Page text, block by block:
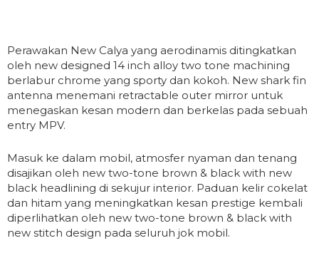
Perawakan New Calya yang aerodinamis ditingkatkan
oleh new designed 14 inch alloy two tone machining
berlabur chrome yang sporty dan kokoh. New shark fin
antenna menemani retractable outer mirror untuk
menegaskan kesan modern dan berkelas pada sebuah
entry MPV.
Masuk ke dalam mobil, atmosfer nyaman dan tenang
disajikan oleh new two-tone brown & black with new
black headlining di sekujur interior. Paduan kelir cokelat
dan hitam yang meningkatkan kesan prestige kembali
diperlihatkan oleh new two-tone brown & black with
new stitch design pada seluruh jok mobil.